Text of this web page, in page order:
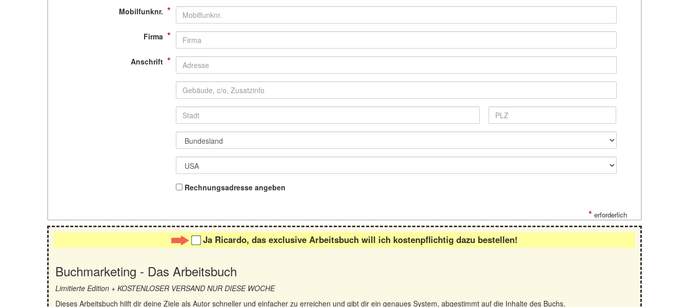
Mobilfunknr. *
Firma *
Anschrift *
Rechnungsadresse angeben
* erforderlich
Ja Ricardo, das exclusive Arbeitsbuch will ich kostenpflichtig dazu bestellen!
Buchmarketing - Das Arbeitsbuch
Limitierte Edition + KOSTENLOSER VERSAND NUR DIESE WOCHE
Dieses Arbeitsbuch hilft dir deine Ziele als Autor schneller und einfacher zu erreichen und gibt dir ein genaues System, abgestimmt auf die Inhalte des Buchs.